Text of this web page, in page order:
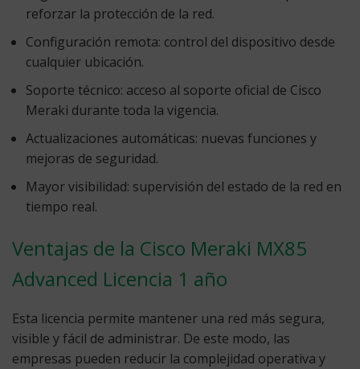
reforzar la protección de la red.
Configuración remota: control del dispositivo desde
cualquier ubicación.
Soporte técnico: acceso al soporte oficial de Cisco
Meraki durante toda la vigencia.
Actualizaciones automáticas: nuevas funciones y
mejoras de seguridad.
Mayor visibilidad: supervisión del estado de la red en
tiempo real.
Ventajas de la Cisco Meraki MX85
Advanced Licencia 1 año
Esta licencia permite mantener una red más segura,
visible y fácil de administrar. De este modo, las
empresas pueden reducir la complejidad operativa y